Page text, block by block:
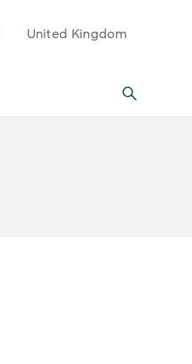
United Kingdom